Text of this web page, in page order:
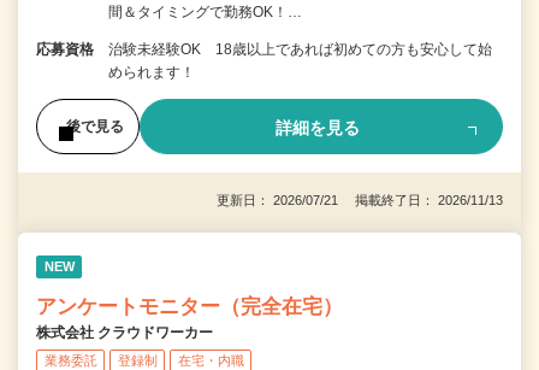
間＆タイミングで勤務OK！…
応募資格
治験未経験OK 18歳以上であれば初めての方も安心して始
められます！
後で見る 詳細を見る
更新日： 2026/07/21 掲載終了日： 2026/11/13
NEW
アンケートモニター（完全在宅）
株式会社 クラウドワーカー
業務委託 登録制 在宅・内職